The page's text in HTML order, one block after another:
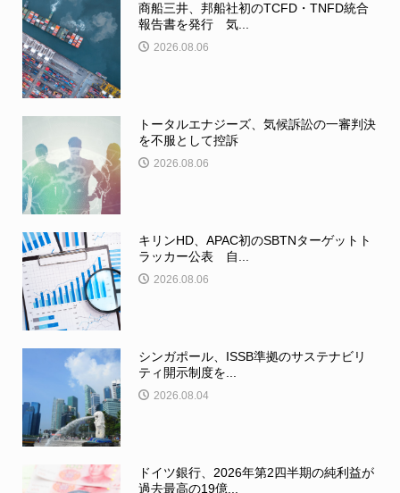
商船三井、邦船社初のTCFD・TNFD統合
報告書を発行 気...
2026.08.06
トータルエナジーズ、気候訴訟の一審判決
を不服として控訴
2026.08.06
キリンHD、APAC初のSBTNターゲットト
ラッカー公表 自...
2026.08.06
シンガポール、ISSB準拠のサステナビリ
ティ開示制度を...
2026.08.04
ドイツ銀行、2026年第2四半期の純利益が
過去最高の19億...